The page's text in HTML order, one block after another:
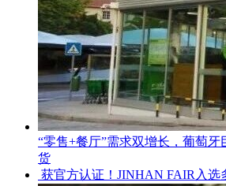
“零售+餐厅”需求双增长，葡萄牙
货
获官方认证！JINHAN FAIR入选